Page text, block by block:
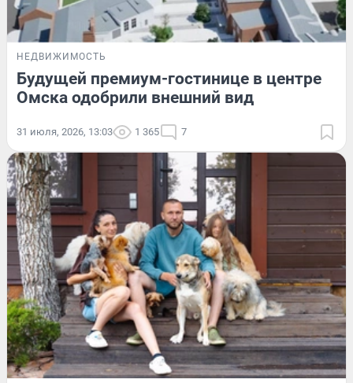
НЕДВИЖИМОСТЬ
Будущей премиум-гостинице в центре
Омска одобрили внешний вид
31 июля, 2026, 13:03 1 365 7